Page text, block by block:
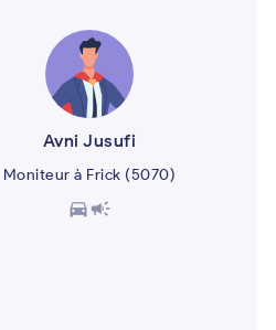
Avni Jusufi
Moniteur à Frick (5070)
directions_carcampaign